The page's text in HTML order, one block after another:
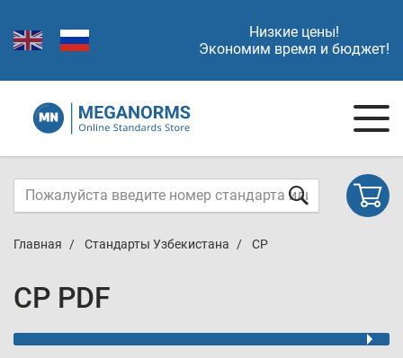
Низкие цены!
Экономим время и бюджет!
Главная Стандарты Узбекистана СР
СР PDF